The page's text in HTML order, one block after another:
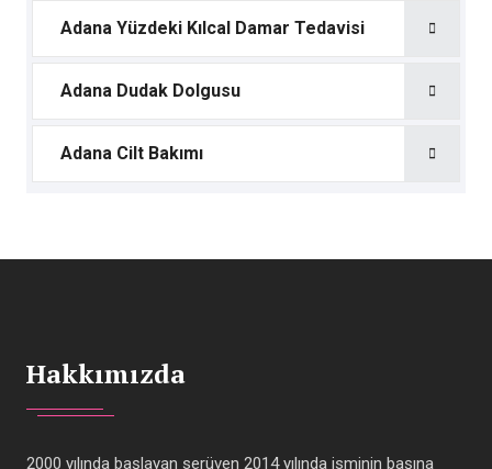
Adana Yüzdeki Kılcal Damar Tedavisi
Adana Dudak Dolgusu
Adana Cilt Bakımı
Hakkımızda
2000 yılında başlayan serüven 2014 yılında isminin başına